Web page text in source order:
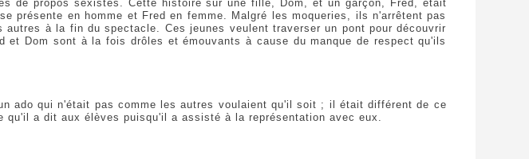
de propos sexistes. Cette histoire sur une fille, Dom, et un garçon, Fred, était
présente en homme et Fred en femme. Malgré les moqueries, ils n'arrêtent pas
à la fin du spectacle. Ces jeunes veulent traverser un pont pour découvrir
Dom sont à la fois drôles et émouvants à cause du manque de respect qu'ils
ado qui n'était pas comme les autres voulaient qu'il soit ; il était différent de ce
a dit aux élèves puisqu'il a assisté à la représentation avec eux.